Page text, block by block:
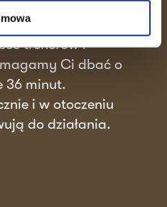
atmosferą.
trenerów i
Ci dbać o
36 minut.
i w otoczeniu
do działania.